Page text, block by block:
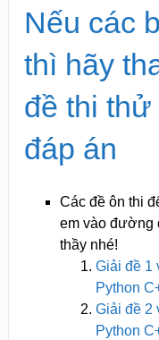
Nếu các
thì hãy
đề thi
đáp án
Các đề ôn thi
em vào đường
thầy nhé!
Giải đề 1
Python
Giải đề 2
Python